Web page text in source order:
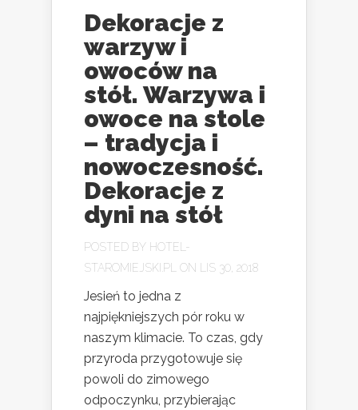
Dekoracje z
warzyw i
owoców na
stół. Warzywa i
owoce na stole
– tradycja i
nowoczesność.
Dekoracje z
dyni na stół
POSTED BY HOTEL-
STAROMIEJSKI.PL
ON LIS 30, 2018
Jesień to jedna z
najpiękniejszych pór roku w
naszym klimacie. To czas, gdy
przyroda przygotowuje się
powoli do zimowego
odpoczynku, przybierając